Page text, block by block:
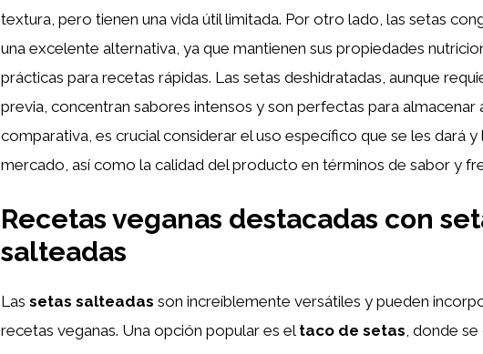
textura, pero tienen una vida útil limitada. Por otro lado, las setas
una excelente alternativa, ya que mantienen sus propiedades
prácticas para recetas rápidas. Las setas deshidratadas, aunque
previa, concentran sabores intensos y son perfectas para almacenar
comparativa, es crucial considerar el uso específico que se les dará y
mercado, así como la calidad del producto en términos de sabor y
Recetas veganas destacadas con
salteadas
Las setas salteadas son increíblemente versátiles y pueden
recetas veganas. Una opción popular es el taco de setas , donde